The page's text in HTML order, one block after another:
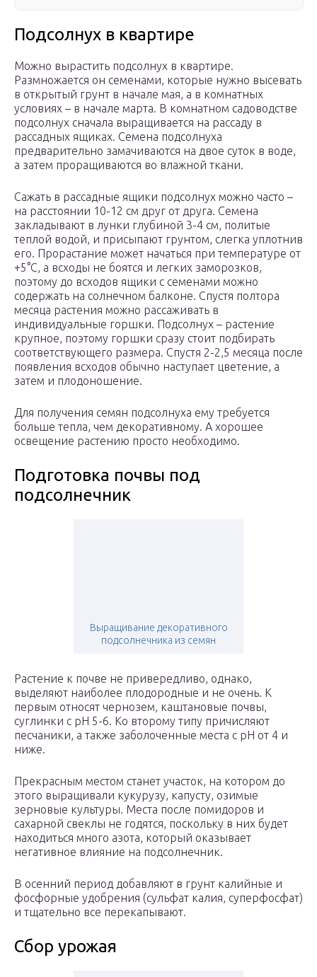
Подсолнух в квартире
Можно вырастить подсолнух в квартире.
Размножается он семенами, которые нужно высевать
в открытый грунт в начале мая, а в комнатных
условиях – в начале марта. В комнатном садоводстве
подсолнух сначала выращивается на рассаду в
рассадных ящиках. Семена подсолнуха
предварительно замачиваются на двое суток в воде,
а затем проращиваются во влажной ткани.
Сажать в рассадные ящики подсолнух можно часто –
на расстоянии 10-12 см друг от друга. Семена
закладывают в лунки глубиной 3-4 см, политые
теплой водой, и присыпают грунтом, слегка уплотнив
его. Прорастание может начаться при температуре от
+5°С, а всходы не боятся и легких заморозков,
поэтому до всходов ящики с семенами можно
содержать на солнечном балконе. Спустя полтора
месяца растения можно рассаживать в
индивидуальные горшки. Подсолнух – растение
крупное, поэтому горшки сразу стоит подбирать
соответствующего размера. Спустя 2-2,5 месяца после
появления всходов обычно наступает цветение, а
затем и плодоношение.
Для получения семян подсолнуха ему требуется
больше тепла, чем декоративному. А хорошее
освещение растению просто необходимо.
Подготовка почвы под
подсолнечник
Выращивание декоративного
подсолнечника из семян
Растение к почве не привередливо, однако,
выделяют наиболее плодородные и не очень. К
первым относят чернозем, каштановые почвы,
суглинки с pH 5-6. Ко второму типу причисляют
песчаники, а также заболоченные места с pH от 4 и
ниже.
Прекрасным местом станет участок, на котором до
этого выращивали кукурузу, капусту, озимые
зерновые культуры. Места после помидоров и
сахарной свеклы не годятся, поскольку в них будет
находиться много азота, который оказывает
негативное влияние на подсолнечник.
В осенний период добавляют в грунт калийные и
фосфорные удобрения (сульфат калия, суперфосфат)
и тщательно все перекапывают.
Сбор урожая